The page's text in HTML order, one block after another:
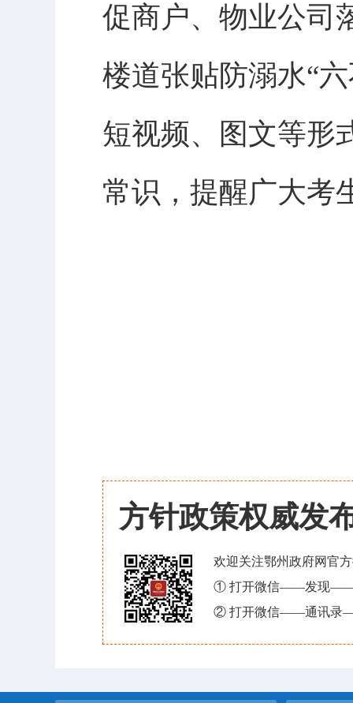
促商户、物业公司
楼道张贴防溺水“
短视频、图文等形
常识，提醒广大考
方针政策权威发
欢迎关注鄂州政府网官
① 打开微信——发现——
② 打开微信——通讯录